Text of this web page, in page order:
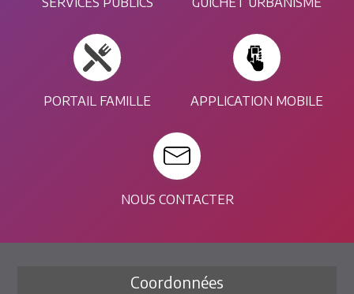
PORTAIL FAMILLE APPLICATION MOBILE
NOUS CONTACTER
Coordonnées